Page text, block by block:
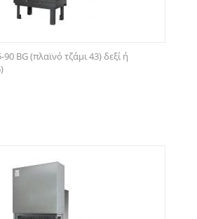
90 BG (πλαϊνό τζάμι 43) δεξί ή